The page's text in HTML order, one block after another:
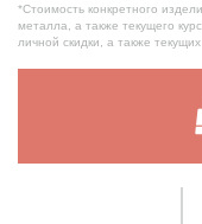
*Стоимость конкретного
металла, а также текущего
личной скидки, а также